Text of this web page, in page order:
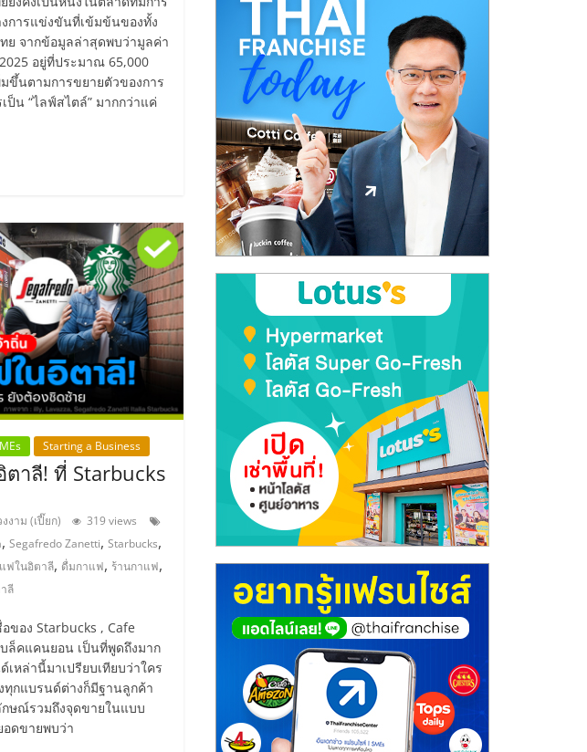
การแข่งขันที่เข้มข้นของทั้ง
ย จากข้อมูลล่าสุดพบว่ามูลค่า
อยู่ที่ประมาณ 65,000
ขึ้นตามการขยายตัวของการ
ป็น “ไลฟ์สไตล์” มากกว่าแค่
Starting a Business
าลี! ที่ Starbucks
งาม (เปี๊ยก)
319 views
,Segafredo Zanetti,Starbucks,
ฟในอิตาลี, ดื่มกาแฟ, ร้านกาแฟ,
ลี
ของ Starbucks , Cafe
ล็คแคนยอน เป็นที่พูดถึงมาก
หล่านี้มาเปรียบเทียบว่าใคร
ทุกแบรนด์ต่างก็มีฐานลูกค้า
กษณ์รวมถึงจุดขายในแบบ
อดขายพบว่า